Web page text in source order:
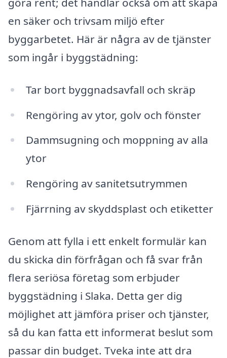
en säker och trivsam miljö efter
byggarbetet. Här är några av de tjänster
som ingår i byggstädning:
Tar bort byggnadsavfall och skräp
Rengöring av ytor, golv och fönster
Dammsugning och moppning av alla
ytor
Rengöring av sanitetsutrymmen
Fjärrning av skyddsplast och etiketter
Genom att fylla i ett enkelt formulär kan
du skicka din förfrågan och få svar från
flera seriösa företag som erbjuder
byggstädning i Slaka. Detta ger dig
möjlighet att jämföra priser och tjänster,
så du kan fatta ett informerat beslut som
passar din budget. Tveka inte att dra